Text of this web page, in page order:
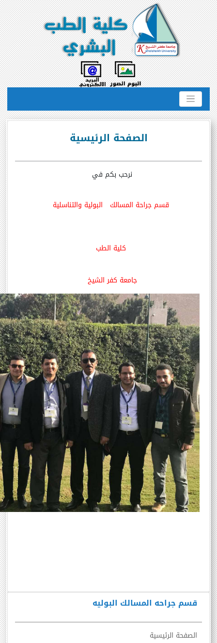
قسم جراحه المسالك البوليه
الصفحة الرئيسية
الصفحة الرئيسية
نرحب بكم في
قسم جراحة المسالك البولية والتناسلية
كلية الطب
جامعة كفر الشيخ